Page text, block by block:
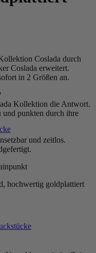
Coslada durch
Coslada erweitert.
in 2 Größen an.
Kollektion die Antwort.
punkten durch ihre
und zeitlos.
hochwertig goldplattiert